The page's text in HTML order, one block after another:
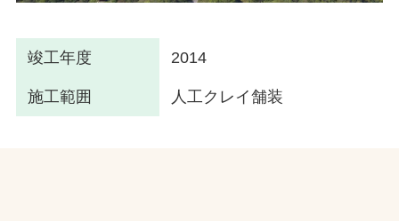
竣工年度 2014
施工範囲 人工クレイ舗装